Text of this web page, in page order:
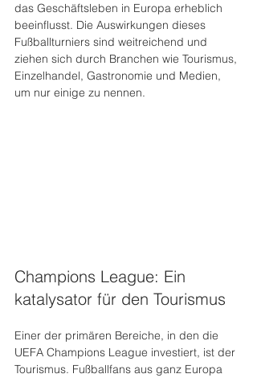
das Geschäftsleben in Europa erheblich
beeinflusst. Die Auswirkungen dieses
Fußballturniers sind weitreichend und
ziehen sich durch Branchen wie Tourismus,
Einzelhandel, Gastronomie und Medien,
um nur einige zu nennen.
Champions League: Ein
katalysator für den Tourismus
Einer der primären Bereiche, in den die
UEFA Champions League investiert, ist der
Tourismus. Fußballfans aus ganz Europa